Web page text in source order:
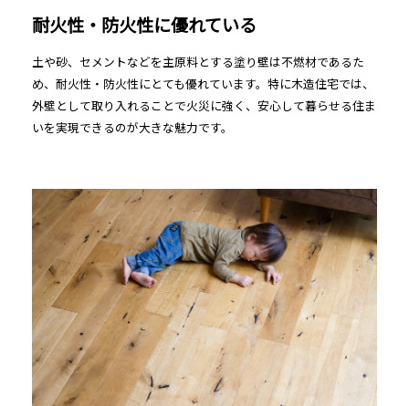
耐火性・防火性に優れている
土や砂、セメントなどを主原料とする塗り壁は不燃材であるた
め、耐火性・防火性にとても優れています。特に木造住宅では、
外壁として取り入れることで火災に強く、安心して暮らせる住ま
いを実現できるのが大きな魅力です。